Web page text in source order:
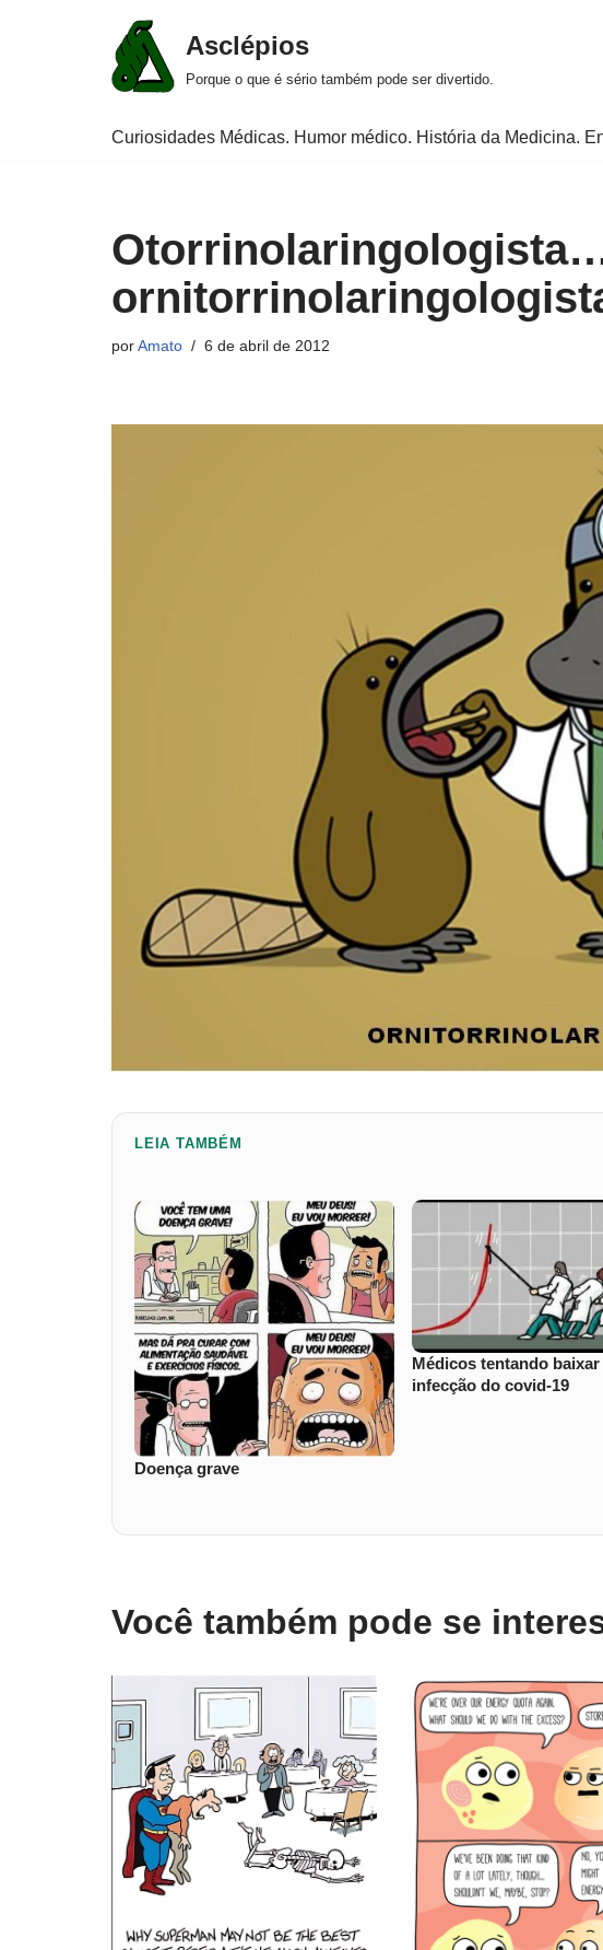
Asclépios
Porque o que é sério também pode ser divertido.
Curiosidades Médicas. Humor médico. História da Medicina.
porAmato 6 de abril de 2012
LEIA TAMBÉM
Doença grave
Médicos tentando baixar
infecção do covid-19
Você também pode se